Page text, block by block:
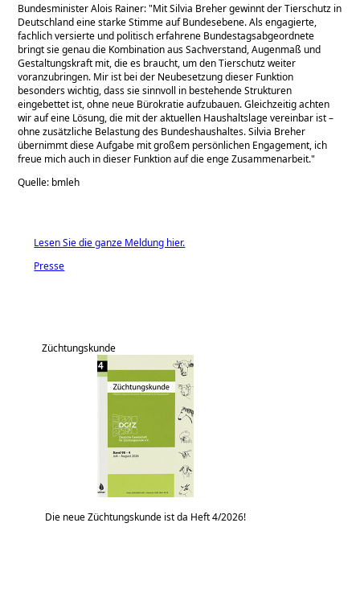
Bundesminister Alois Rainer: Mit Silvia Breher gewinnt der Tierschutz in
Deutschland eine starke Stimme auf Bundesebene. Als engagierte,
fachlich versierte und politisch erfahrene Bundestagsabgeordnete
bringt sie genau die Kombination aus Sachverstand, Augenmaß und
Gestaltungskraft mit, die es braucht, um den Tierschutz weiter
voranzubringen. Mir ist bei der Neubesetzung dieser Funktion
besonders wichtig, dass sie sinnvoll in bestehende Strukturen
eingebettet ist, ohne neue Bürokratie aufzubauen. Gleichzeitig achten
wir auf eine Lösung, die mit der aktuellen Haushaltslage vereinbar ist –
ohne zusätzliche Belastung des Bundeshaushaltes. Silvia Breher
übernimmt diese Aufgabe mit großem persönlichen Engagement, ich
freue mich auch in dieser Funktion auf die enge Zusammenarbeit.
Quelle: bmleh
Lesen Sie die ganze Meldung hier.
Presse
Züchtungskunde
Die neue Züchtungskunde ist da Heft 4/2026!